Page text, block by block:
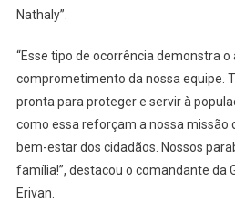
Nathaly”.
“Esse tipo de ocorrência demonstra
comprometimento da nossa equipe.
pronta para proteger e servir à
como essa reforçam a nossa missão
bem-estar dos cidadãos. Nossos
família!”, destacou o comandante da
Erivan.